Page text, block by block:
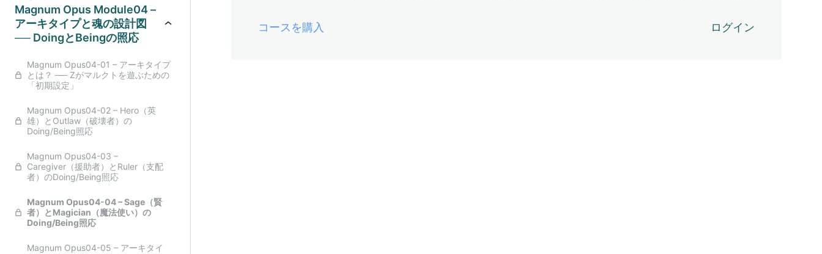
Magnum Opus Module04 –
アーキタイプと魂の設計図
── DoingとBeingの照応
Magnum Opus04-01 – アーキタイプ
とは？ ── Zがマルクトを遊ぶための
「初期設定」
Magnum Opus04-02 – Hero（英
雄）とOutlaw（破壊者）の
Doing/Being照応
Magnum Opus04-03 –
Caregiver（援助者）とRuler（支配
者）のDoing/Being照応
Magnum Opus04-04 – Sage（賢
者）とMagician（魔法使い）の
Doing/Being照応
Magnum Opus04-05 – アーキタイ
コースを購入 ログイン